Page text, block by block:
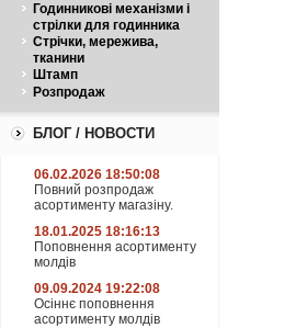
Годинникові механізми і
стрілки для годинника
Стрічки, мережива,
тканини
Штамп
Розпродаж
БЛОГ / НОВОСТИ
06.02.2026 18:50:08
Повний розпродаж
асортименту магазіну.
18.01.2025 18:16:13
Поповнення асортименту
молдів
09.09.2024 19:22:08
Осіннє поповнення
асортименту молдів